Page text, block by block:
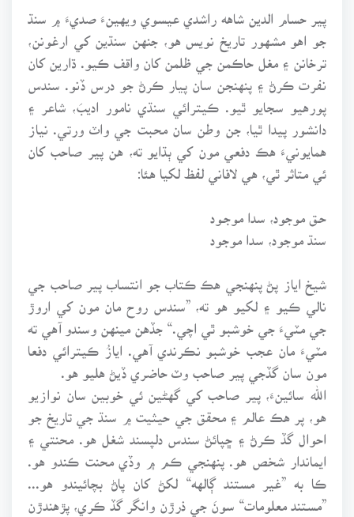
پير حسام الدين شاهه راشدي عيسوي ويهينءَ صديءَ ۾ سنڌ
جو اهو مشهور تاريخ نويس هو، جنهن سنڌين کي ارغونن،
ترخانن ۽ مغل حاڪمن جي ظلمن کان واقف ڪيو. ڌارين کان
نفرت ڪرڻ ۽ پنهنجن سان پيار ڪرڻ جو درس ڏنو. سندس
پورهيو سجايو ٿيو. ڪيترائي سنڌي نامور اديبَ، شاعر ۽
دانشور پيدا ٿيا، جن وطن سان محبت جي واٽ ورتي. نياز
همايونيءَ هڪ دفعي مون کي ٻڌايو ته، هن پير صاحب کان
ئي متاثر ٿي، هي لافاني لفظ لکيا هئا:
حـق موجود، سدا موجـود
سنڌ موجود، سدا موجود
شيخ اياز پڻ پنهنجي هڪ ڪتاب جو انتساب پير صاحب جي
نالي ڪيو ۽ لکيو هو ته، ”سندس روح مان مون کي اروڙ
جي مٽيءَ جي خوشبو ٿي اچي.“ جڏهن مينهن وسندو آهي ته
مٽيءَ مان عجب خوشبو نڪرندي آهي. ايازُ ڪيترائي دفعا
مون سان گڏجي پير صاحب وٽ حاضري ڏيڻ هليو هو.
الله سائينءَ، پير صاحب کي گهڻين ئي خوبين سان نوازيو
هو، پر هڪ عالم ۽ محقق جي حيثيت ۾ سنڌ جي تاريخ جو
احوال گڏ ڪرڻ ۽ ڇپائڻ سندس دلپسند شغل هو. محنتي ۽
ايماندار شخص هو. پنهنجي ڪم ۾ وڏي محنت ڪندو هو.
ڪا به ”غير مستند ڳالهه“ لکڻ کان پاڻ بچائيندو هو...
”مستند معلومات“ سونَ جي ذرڙن وانگر گڏ ڪري، پڙهندڙن